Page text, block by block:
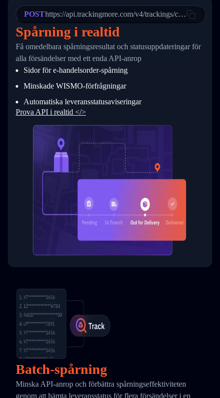
22
23
24
25
27
28
29
31
33
34
"StatusDescription": "Departed
"Details": "Departed Facility
          },
          {
            "Date": "2017-03-06 15:28:00",
"StatusDescription": "Shipment
"Details": "BEIJING-
          }
      }
  }
}
POSThttps://api.trackingmore.com/v4/trackings/create
Spårning i realtid
Få omedelbara spårningsresultat och statusuppdateringar för
alla försändelser med ett enda API-anrop
Sidor för e-handelsorder-spårning
Minskade WISMO-förfrågningar
Automatiska leveransstatusaviseringar
Prova API i realtid </>
Batch-spårning
Minska API-anrop och förbättra spårningseffektiviteten
genom att hämta leveransstatus för flera försändelser i en